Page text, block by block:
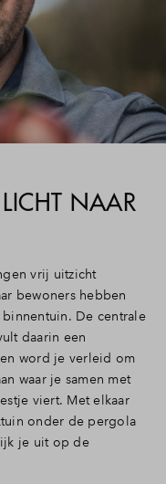
NAAR
vrij uitzicht
bewoners hebben
De centrale
daarin een
word je verleid om
waar je samen met
viert. Met elkaar
onder de pergola
je uit op de